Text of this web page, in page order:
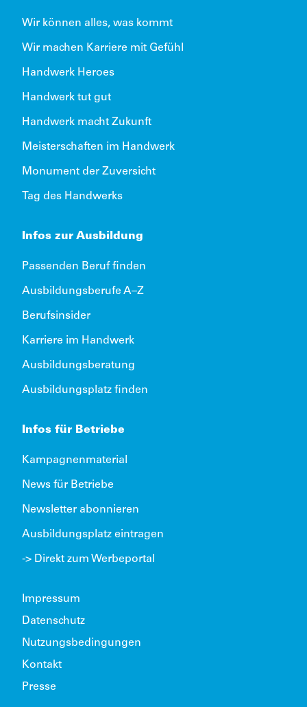
Wir können alles, was kommt
Wir machen Karriere mit Gefühl
Handwerk Heroes
Handwerk tut gut
Handwerk macht Zukunft
Meisterschaften im Handwerk
Monument der Zuversicht
Tag des Handwerks
Infos zur Ausbildung
Passenden Beruf finden
Ausbildungsberufe A–Z
Berufsinsider
Karriere im Handwerk
Ausbildungsberatung
Ausbildungsplatz finden
Infos für Betriebe
Kampagnenmaterial
News für Betriebe
Newsletter abonnieren
Ausbildungsplatz eintragen
-> Direkt zum Werbeportal
Impressum
Datenschutz
Nutzungsbedingungen
Kontakt
Presse